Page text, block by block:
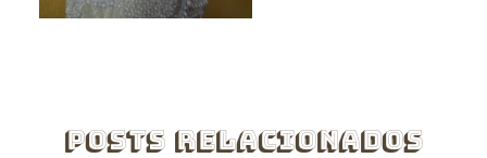
Posts Relacionados